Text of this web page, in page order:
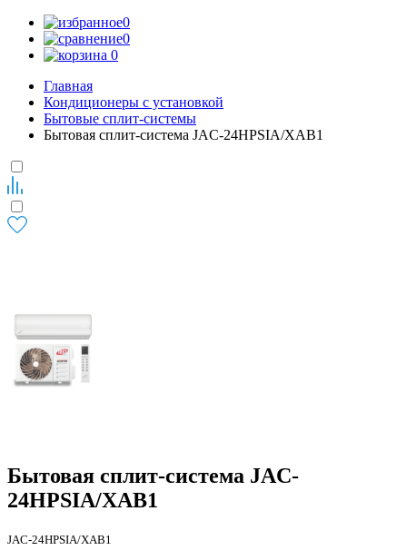
0
0
0
Главная
Кондиционеры с установкой
Бытовые сплит-системы
Бытовая сплит-система JAC-24HPSIA/XAB1
Бытовая сплит-система JAC-
24HPSIA/XAB1
JAC-24HPSIA/XAB1